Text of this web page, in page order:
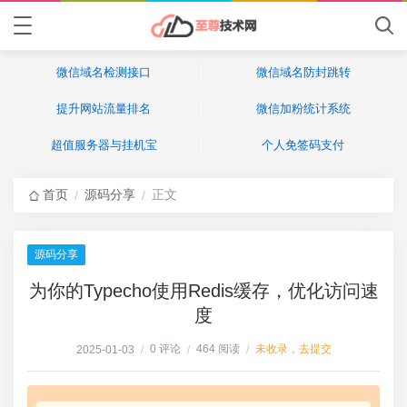
微信域名检测接口 微信域名防封跳转
提升网站流量排名 微信加粉统计系统
超值服务器与挂机宝 个人免签码支付
首页 / 源码分享 / 正文
源码分享
为你的Typecho使用Redis缓存，优化访问速
度
2025-01-03 / 0 评论 / 464 阅读 / 未收录，去提交